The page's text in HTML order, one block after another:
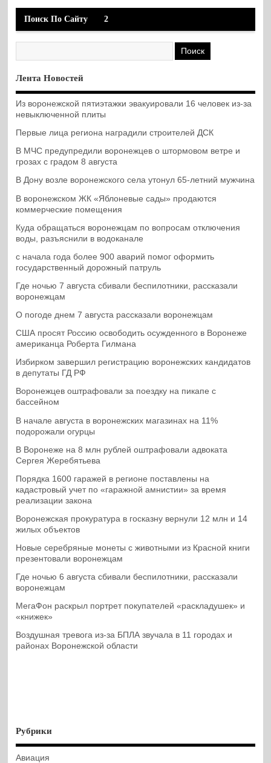
Поиск По Сайту 2
Лента Новостей
Из воронежской пятиэтажки эвакуировали 16 человек из-за
невыключенной плиты
Первые лица региона наградили строителей ДСК
В МЧС предупредили воронежцев о штормовом ветре и
грозах с градом 8 августа
В Дону возле воронежского села утонул 65-летний мужчина
В воронежском ЖК «Яблоневые сады» продаются
коммерческие помещения
Куда обращаться воронежцам по вопросам отключения
воды, разъяснили в водоканале
с начала года более 900 аварий помог оформить
государственный дорожный патруль
Где ночью 7 августа сбивали беспилотники, рассказали
воронежцам
О погоде днем 7 августа рассказали воронежцам
США просят Россию освободить осужденного в Воронеже
американца Роберта Гилмана
Избирком завершил регистрацию воронежских кандидатов
в депутаты ГД РФ
Воронежцев оштрафовали за поездку на пикапе с
бассейном
В начале августа в воронежских магазинах на 11%
подорожали огурцы
В Воронеже на 8 млн рублей оштрафовали адвоката
Сергея Жеребятьева
Порядка 1600 гаражей в регионе поставлены на
кадастровый учет по «гаражной амнистии» за время
реализации закона
Воронежская прокуратура в госказну вернули 12 млн и 14
жилых объектов
Новые серебряные монеты с животными из Красной книги
презентовали воронежцам
Где ночью 6 августа сбивали беспилотники, рассказали
воронежцам
МегаФон раскрыл портрет покупателей «раскладушек» и
«книжек»
Воздушная тревога из-за БПЛА звучала в 11 городах и
районах Воронежской области
Рубрики
Авиация